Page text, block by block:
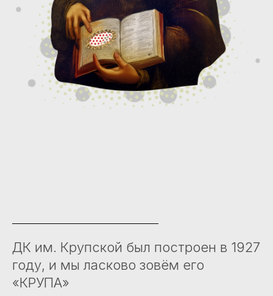
ДК им. Крупской был построен в 1927
году, и мы ласково зовём его
«КРУПА»